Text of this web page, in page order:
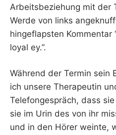
Arbeitsbeziehung mit der
Werde von links
hingeflapsten Kommentar
loyal ey.”.
Während der Termin sein
ich unsere Therapeutin
Telefongespräch, dass
sie im Urin des von ihr
und in den Hörer weinte,